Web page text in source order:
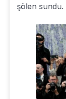
şölen sundu.